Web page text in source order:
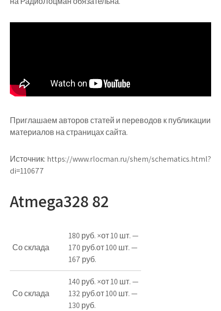
Приглашаем авторов статей и переводов к публикации
материалов на страницах сайта.
Источник: https://www.rlocman.ru/shem/schematics.html?
di=110677
Atmega328 82
Со склада
180 руб. ×от 10 шт. —
170 руб.от 100 шт. —
167 руб.
Со склада
140 руб. ×от 10 шт. —
132 руб.от 100 шт. —
130 руб.